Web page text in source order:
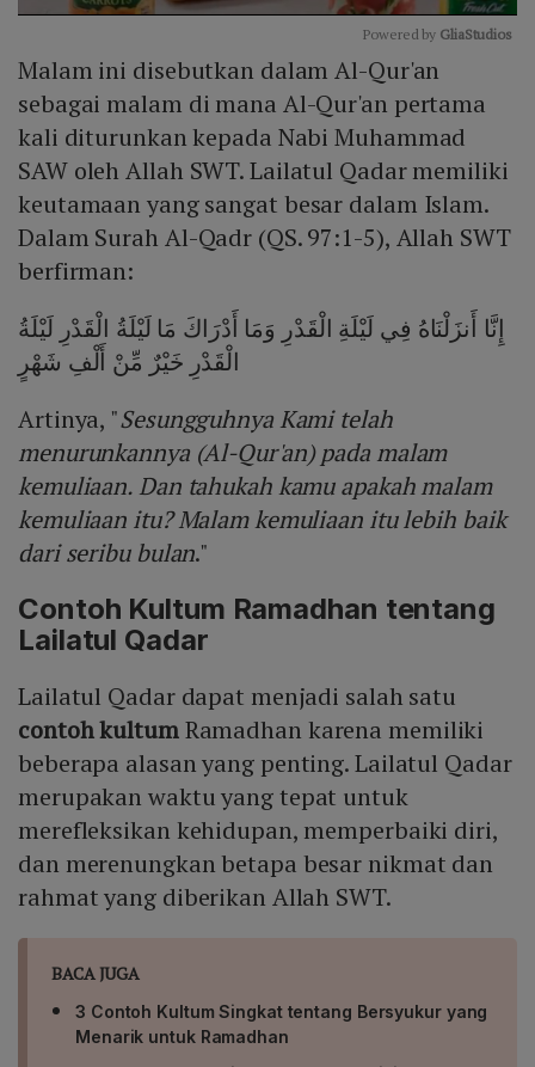
Mute
Powered by GliaStudios
Malam ini disebutkan dalam Al-Qur'an
sebagai malam di mana Al-Qur'an pertama
kali diturunkan kepada Nabi Muhammad
SAW oleh Allah SWT. Lailatul Qadar memiliki
keutamaan yang sangat besar dalam Islam.
Dalam Surah Al-Qadr (QS. 97:1-5), Allah SWT
berfirman:
إِنَّا أَنزَلْنَاهُ فِي لَيْلَةِ الْقَدْرِ وَمَا أَدْرَاكَ مَا لَيْلَةُ الْقَدْرِ لَيْلَةُ
الْقَدْرِ خَيْرٌ مِّنْ أَلْفِ شَهْرٍ
Artinya, "Sesungguhnya Kami telah
menurunkannya (Al-Qur'an) pada malam
kemuliaan. Dan tahukah kamu apakah malam
kemuliaan itu? Malam kemuliaan itu lebih baik
dari seribu bulan."
Contoh Kultum Ramadhan tentang
Lailatul Qadar
Lailatul Qadar dapat menjadi salah satu
contoh kultumRamadhan karena memiliki
beberapa alasan yang penting. Lailatul Qadar
merupakan waktu yang tepat untuk
merefleksikan kehidupan, memperbaiki diri,
dan merenungkan betapa besar nikmat dan
rahmat yang diberikan Allah SWT.
BACA JUGA
3 Contoh Kultum Singkat tentang Bersyukur yang
Menarik untuk Ramadhan